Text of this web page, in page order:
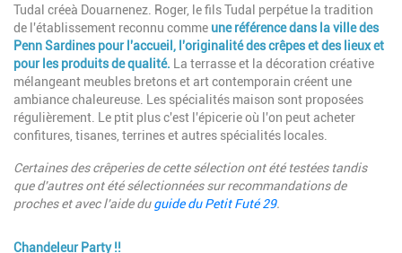
Tudal créeà Douarnenez. Roger, le fils Tudal perpétue la tradition
de l'établissement reconnu comme une référence dans la ville des
Penn Sardines pour l'accueil, l'originalité des crêpes et des lieux et
pour les produits de qualité.
La terrasse et la décoration créative
mélangeant meubles bretons et art contemporain créent une
ambiance chaleureuse. Les spécialités maison sont proposées
régulièrement. Le ptit plus c'est l'épicerie où l'on peut acheter
confitures, tisanes, terrines et autres spécialités locales.
Certaines des crêperies de cette sélection ont été testées tandis
que d'autres ont été sélectionnées sur recommandations de
proches et avec l'aide duguide du Petit Futé 29.
Chandeleur Party !!